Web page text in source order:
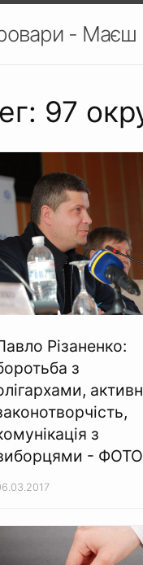
- Маєш
97
Різаненко:
з
з
- ФОТО